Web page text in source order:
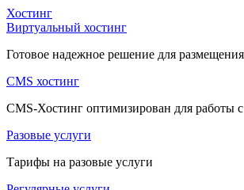
Хостинг
Виртуальный хостинг
Готовое надежное решение для
CMS хостинг
CMS-Хостинг оптимизирован для
Разовые услуги
Тарифы на разовые услуги